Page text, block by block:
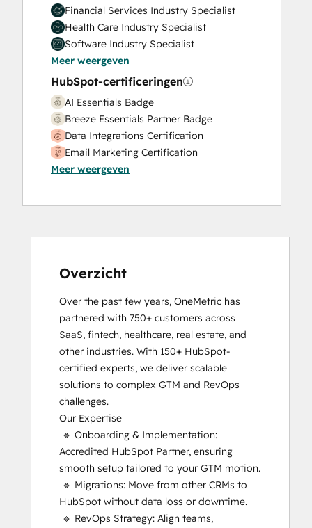
Service Hub Enterprise Onboarding
Service Hub Professional Onboarding
Social Media
Video Production
Website Design
Website Development
Website Migration
Financial Services Industry Specialist
Health Care Industry Specialist
Software Industry Specialist
Meer weergeven
HubSpot-certificeringen
AI Essentials Badge
Breeze Essentials Partner Badge
Data Integrations Certification
Email Marketing Certification
HubSpot Architecture I: Data Models and
HubSpot Content Hub Software
HubSpot Marketing Hub Software
HubSpot Reporting
Certification
HubSpot Solutions Partner
Inbound
Inbound Marketing
Inbound Sales
Integrating With HubSpot I: Foundations
Objectives-Based Onboarding
Platform Consulting
Revenue Operations
Sales Enablement
Salesforce Integration Certification
Service Hub Software
Social Media Marketing Certification
Course
Meer weergeven
Overzicht
Over the past few years, OneMetric has
partnered with 750+ customers across
SaaS, fintech, healthcare, real estate, and
other industries. With 150+ HubSpot-
certified experts, we deliver scalable
solutions to complex GTM and RevOps
challenges.
Our Expertise
Accredited HubSpot Partner, ensuring
smooth setup tailored to your GTM motion.
HubSpot without data loss or downtime.